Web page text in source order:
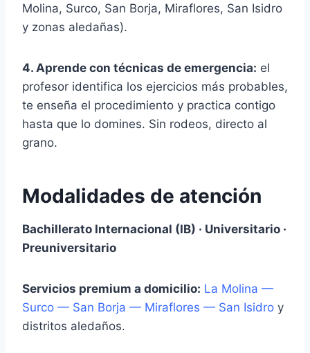
Molina, Surco, San Borja, Miraflores, San Isidro
y zonas aledañas).
4. Aprende con técnicas de emergencia: el
profesor identifica los ejercicios más probables,
te enseña el procedimiento y practica contigo
hasta que lo domines. Sin rodeos, directo al
grano.
Modalidades de atención
Bachillerato Internacional (IB) · Universitario ·
Preuniversitario
Servicios premium a domicilio: La Molina —
Surco — San Borja — Miraflores — San Isidro y
distritos aledaños.